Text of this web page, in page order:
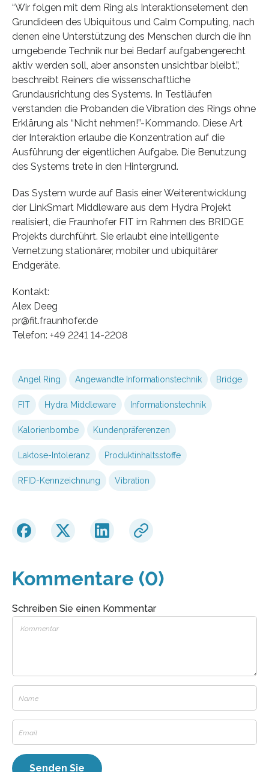
“Wir folgen mit dem Ring als Interaktionselement den
Grundideen des Ubiquitous und Calm Computing, nach
denen eine Unterstützung des Menschen durch die ihn
umgebende Technik nur bei Bedarf aufgabengerecht
aktiv werden soll, aber ansonsten unsichtbar bleibt.”,
beschreibt Reiners die wissenschaftliche
Grundausrichtung des Systems. In Testläufen
verstanden die Probanden die Vibration des Rings ohne
Erklärung als “Nicht nehmen!”-Kommando. Diese Art
der Interaktion erlaube die Konzentration auf die
Ausführung der eigentlichen Aufgabe. Die Benutzung
des Systems trete in den Hintergrund.
Das System wurde auf Basis einer Weiterentwicklung
der LinkSmart Middleware aus dem Hydra Projekt
realisiert, die Fraunhofer FIT im Rahmen des BRIDGE
Projekts durchführt. Sie erlaubt eine intelligente
Vernetzung stationärer, mobiler und ubiquitärer
Endgeräte.
Kontakt:
Alex Deeg
pr@fit.fraunhofer.de
Telefon: +49 2241 14-2208
Angel Ring Angewandte Informationstechnik Bridge
FIT Hydra Middleware Informationstechnik
Kalorienbombe Kundenpräferenzen
Laktose-Intoleranz Produktinhaltsstoffe
RFID-Kennzeichnung Vibration
Kommentare (0)
Schreiben Sie einen Kommentar